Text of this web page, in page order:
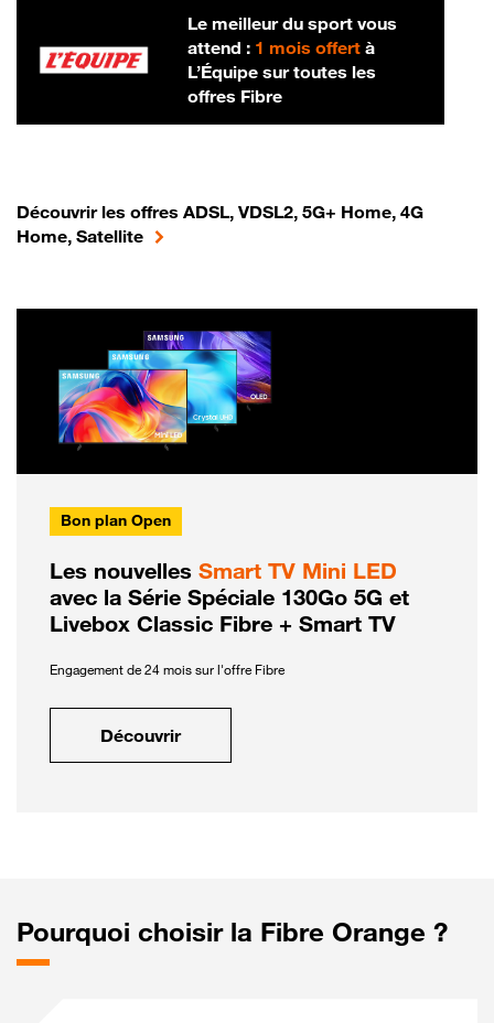
Le meilleur du sport vous
attend : 1 mois offertà
L’Équipe sur toutes les
offres Fibre
Découvrir les offres ADSL, VDSL2, 5G+ Home, 4G
Home, Satellite
Bon plan Open
Les nouvelles Smart TV Mini LED
avec la Série Spéciale 130Go 5G et
Livebox Classic Fibre + Smart TV
Engagement de 24 mois sur l'offre Fibre
Découvrir
Pourquoi choisir la Fibre Orange ?